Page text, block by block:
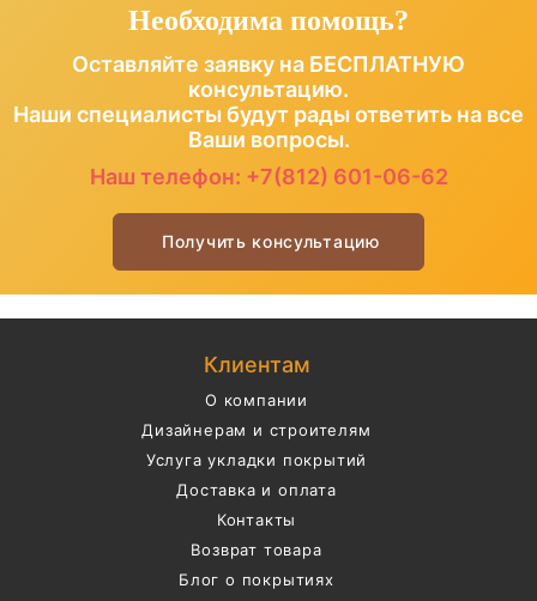
Необходима помощь?
Оставляйте заявку на БЕСПЛАТНУЮ
консультацию.
Наши специалисты будут рады ответить на все
Ваши вопросы.
Наш телефон: +7(812) 601-06-62
Получить консультацию
Клиентам
О компании
Дизайнерам и строителям
Услуга укладки покрытий
Доставка и оплата
Контакты
Возврат товара
Блог о покрытиях